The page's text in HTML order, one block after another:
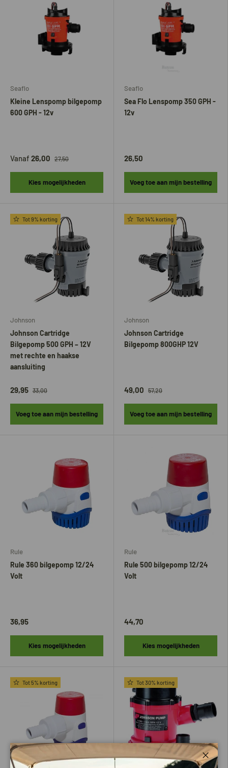
Seaflo
Kleine Lenspomp bilgepomp
600 GPH - 12v
Vanaf 26,00 27,50
Kies mogelijkheden
Seaflo
Sea Flo Lenspomp 350 GPH -
12v
26,50
Voeg toe aan mijn bestelling
Tot 9% korting
Johnson
Johnson Cartridge
Bilgepomp 500 GPH – 12V
met rechte en haakse
aansluiting
29,95 33,00
Voeg toe aan mijn bestelling
Tot 14% korting
Johnson
Johnson Cartridge
Bilgepomp 800GHP 12V
49,00 57,20
Voeg toe aan mijn bestelling
Rule
Rule 360 bilgepomp 12/24
Volt
36,95
Kies mogelijkheden
Rule
Rule 500 bilgepomp 12/24
Volt
44,70
Kies mogelijkheden
Tot 5% korting Tot 30% korting